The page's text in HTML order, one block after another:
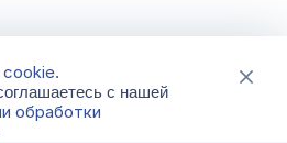
cookie.
с нашей
обработки